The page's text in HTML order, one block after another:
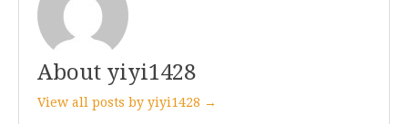
About yiyi1428
View all posts by yiyi1428 →